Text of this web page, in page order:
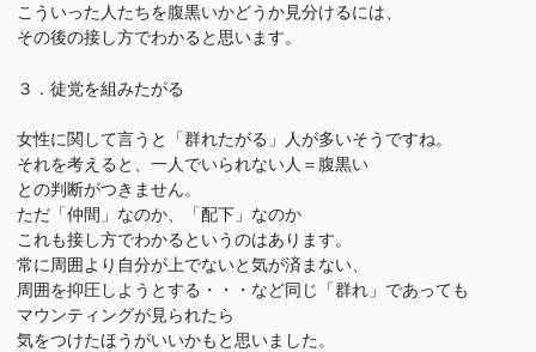
こういった人たちを腹黒いかどうか見分けるには、
その後の接し方でわかると思います。
３．徒党を組みたがる
女性に関して言うと「群れたがる」人が多いそうですね。
それを考えると、一人でいられない人＝腹黒い
との判断がつきません。
ただ「仲間」なのか、「配下」なのか
これも接し方でわかるというのはあります。
常に周囲より自分が上でないと気が済まない、
周囲を抑圧しようとする・・・など同じ「群れ」であっても
マウンティングが見られたら
気をつけたほうがいいかもと思いました。